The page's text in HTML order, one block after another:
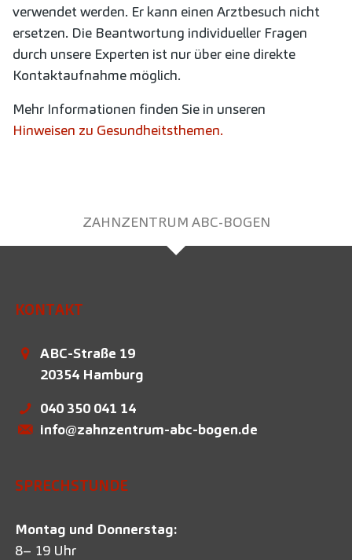
verwendet werden. Er kann einen Arztbesuch nicht
ersetzen. Die Beantwortung individueller Fragen
durch unsere Experten ist nur über eine direkte
Kontaktaufnahme möglich.
Mehr Informationen finden Sie in unseren
Hinweisen zu Gesundheitsthemen.
ZAHNZENTRUM ABC-BOGEN
KONTAKT
ABC-Straße 19
20354 Hamburg
040 350 041 14
info@zahnzentrum-abc-bogen.de
SPRECHSTUNDE
Montag und Donnerstag:
8– 19 Uhr